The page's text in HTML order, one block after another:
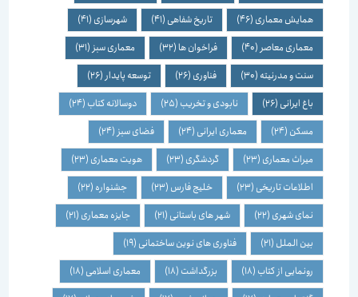
همایش معماری(46) تاریخ شفاهی(41) شهرسازی(41)
معماری معاصر(40) فراخوان ها(32) معماری سبز(31)
سنت و مدرنیته(30) فناوری(26) توسعه پایدار(26)
باغ ایرانی(26) نابودی و تخریب(25) دوسالانه کتاب(24)
مسکن(24) معماری ایرانی(24) فضای سبز(24)
میراث معماری(23) گردشگری(23) هویت معماری(23)
اطلاعات تاریخی(23) خلیج فارس(23) جشنواره(22)
نمای شهری(22) شهر های باستانی(21) جایزه معماری(21)
بین الملل(21) فناوری های نوین ساختمانی(19)
رونمایی از کتاب(18) بزرگداشت(18) معماری اسلامی(18)